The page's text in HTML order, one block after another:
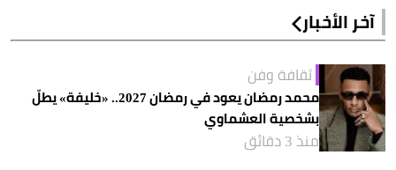
آخر الأخبار
ثقافة وفن
محمد رمضان يعود في رمضان 2027.. «خليفة» يطلّ
بشخصية العشماوي
منذ 3 دقائق